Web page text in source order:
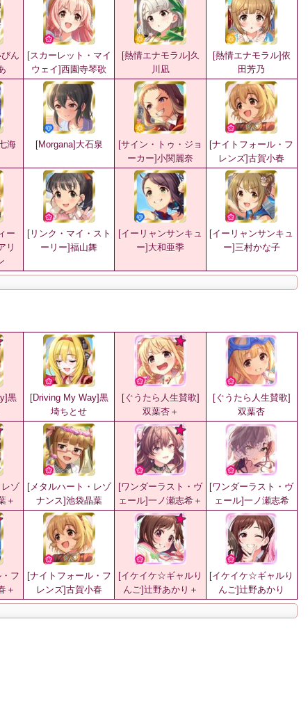
ん
[スカーレット・マイ
ウェイ]西園寺琴歌
[熱情エナモラル]久
川凪
[熱情エナモラル]依
田芳乃
海 [Morgana]大石泉
[サイン・トゥ・ジョ
ーカー]小関麗奈
[ナイトフォール・フ
レンズ]古賀小春
ー
リ
[リンク・マイ・スト
ーリー]福山舞
[イーリャンサンキュ
ー]大和亜季
[イーリャンサンキュ
ー]三村かな子
黒
[Driving My Way]黒
埼ちとせ
[ぐうたら人生賛歌]
双葉杏＋
[ぐうたら人生賛歌]
双葉杏
レゾ
＋
[メタルハート・レゾ
ナンス]池袋晶葉
[ワンダーラスト・ヴ
ェール]一ノ瀬志希＋
[ワンダーラスト・ヴ
ェール]一ノ瀬志希
フ
＋
[ナイトフォール・フ
レンズ]古賀小春
[イケイケ☆ギャルり
んご]辻野あかり＋
[イケイケ☆ギャルり
んご]辻野あかり